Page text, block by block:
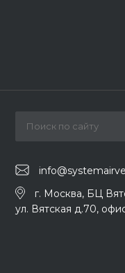
г. Москва, БЦ
ул. Вятская д.70,